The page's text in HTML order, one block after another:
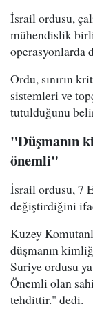
İsrail ordusu,
mühendislik
operasyonlarda
Ordu, sınırın
sistemleri ve
tutulduğunu
"Düşmanın
önemli"
İsrail ordusu, 7
değiştirdiğini
Kuzey
düşmanın
Suriye ordusu
Önemli olan
tehdittir." dedi.